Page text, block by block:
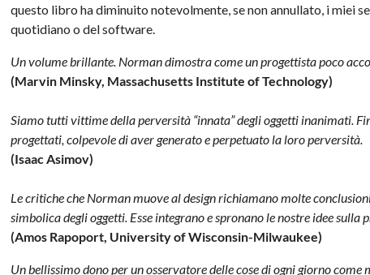
questo libro ha diminuito notevolmente, se non annullato, i miei
quotidiano o del software.
Un volume brillante. Norman dimostra come un progettista poco
(Marvin Minsky, Massachusetts Institute of Technology)
Siamo tutti vittime della perversità “innata” degli oggetti inanimati.
progettati, colpevole di aver generato e perpetuato la loro perversità.
(Isaac Asimov)
Le critiche che Norman muove al design richiamano molte
simbolica degli oggetti. Esse integrano e spronano le nostre idee
(Amos Rapoport, University of Wisconsin-Milwaukee)
Un bellissimo dono per un osservatore delle cose di ogni giorno come